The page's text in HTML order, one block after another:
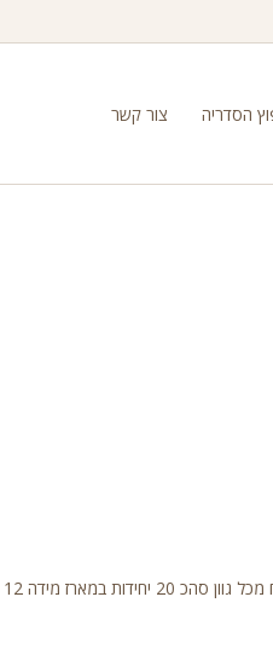
הסדריה צור קשר